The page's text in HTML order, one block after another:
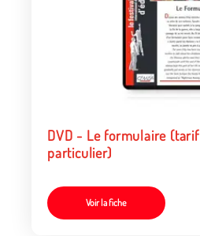
DVD - Le formulaire (tarif
particulier)
Voir la fiche